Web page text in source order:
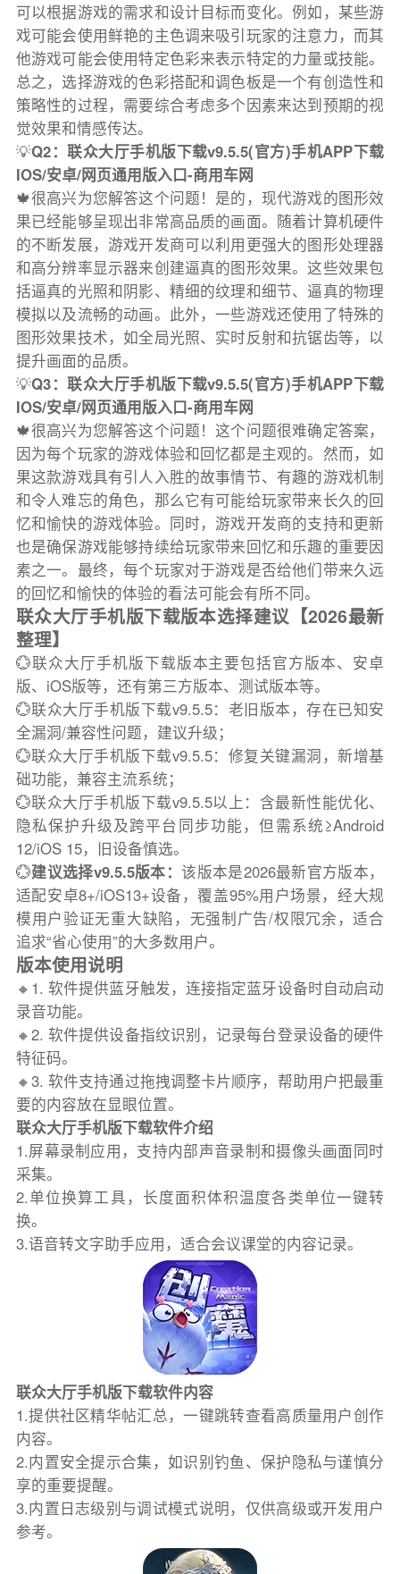
可以根据游戏的需求和设计目标而变化。例如，某些游
戏可能会使用鲜艳的主色调来吸引玩家的注意力，而其
他游戏可能会使用特定色彩来表示特定的力量或技能。
总之，选择游戏的色彩搭配和调色板是一个有创造性和
策略性的过程，需要综合考虑多个因素来达到预期的视
觉效果和情感传达。
💡Q2：联众大厅手机版下载v9.5.5(官方)手机APP下载
IOS/安卓/网页通用版入口-商用车网
🍁很高兴为您解答这个问题！是的，现代游戏的图形效
果已经能够呈现出非常高品质的画面。随着计算机硬件
的不断发展，游戏开发商可以利用更强大的图形处理器
和高分辨率显示器来创建逼真的图形效果。这些效果包
括逼真的光照和阴影、精细的纹理和细节、逼真的物理
模拟以及流畅的动画。此外，一些游戏还使用了特殊的
图形效果技术，如全局光照、实时反射和抗锯齿等，以
提升画面的品质。
💡Q3：联众大厅手机版下载v9.5.5(官方)手机APP下载
IOS/安卓/网页通用版入口-商用车网
🍁很高兴为您解答这个问题！这个问题很难确定答案，
因为每个玩家的游戏体验和回忆都是主观的。然而，如
果这款游戏具有引人入胜的故事情节、有趣的游戏机制
和令人难忘的角色，那么它有可能给玩家带来长久的回
忆和愉快的游戏体验。同时，游戏开发商的支持和更新
也是确保游戏能够持续给玩家带来回忆和乐趣的重要因
素之一。最终，每个玩家对于游戏是否给他们带来久远
的回忆和愉快的体验的看法可能会有所不同。
联众大厅手机版下载版本选择建议【2026最新
整理】
💮联众大厅手机版下载版本主要包括官方版本、安卓
版、iOS版等，还有第三方版本、测试版本等。
💮联众大厅手机版下载v9.5.5：老旧版本，存在已知安
全漏洞/兼容性问题，建议升级；
💮联众大厅手机版下载v9.5.5：修复关键漏洞，新增基
础功能，兼容主流系统；
💮联众大厅手机版下载v9.5.5以上：含最新性能优化、
隐私保护升级及跨平台同步功能，但需系统≥Android
12/iOS 15，旧设备慎选。
💮建议选择v9.5.5版本：该版本是2026最新官方版本，
适配安卓8+/iOS13+设备，覆盖95%用户场景，经大规
模用户验证无重大缺陷，无强制广告/权限冗余，适合
追求“省心使用”的大多数用户。
版本使用说明
🔸1. 软件提供蓝牙触发，连接指定蓝牙设备时自动启动
录音功能。
🔸2. 软件提供设备指纹识别，记录每台登录设备的硬件
特征码。
🔸3. 软件支持通过拖拽调整卡片顺序，帮助用户把最重
要的内容放在显眼位置。
联众大厅手机版下载软件介绍
1.屏幕录制应用，支持内部声音录制和摄像头画面同时
采集。
2.单位换算工具，长度面积体积温度各类单位一键转
换。
3.语音转文字助手应用，适合会议课堂的内容记录。
联众大厅手机版下载软件内容
1.提供社区精华帖汇总，一键跳转查看高质量用户创作
内容。
2.内置安全提示合集，如识别钓鱼、保护隐私与谨慎分
享的重要提醒。
3.内置日志级别与调试模式说明，仅供高级或开发用户
参考。